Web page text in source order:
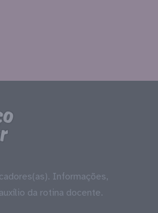
Informações,
da rotina docente.